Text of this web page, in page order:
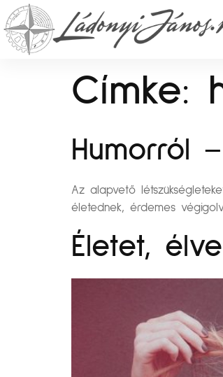
Címke:
Humorról
Az alapvető
életednek, érdemes
Életet,